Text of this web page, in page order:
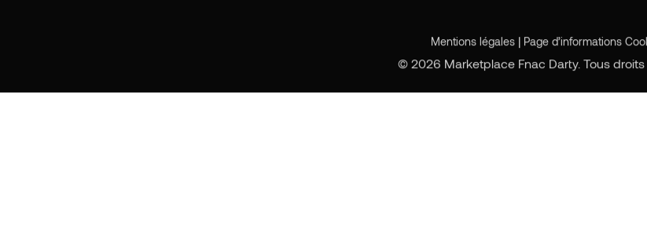
Mentions légales | Page d’informations
© 2026 Marketplace Fnac Darty. Tous droits